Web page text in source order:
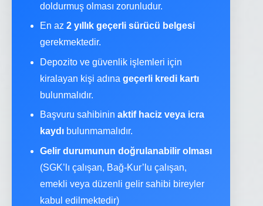
doldurmuş olması zorunludur.
En az 2 yıllık geçerli sürücü belgesi
gerekmektedir.
Depozito ve güvenlik işlemleri için
kiralayan kişi adına geçerli kredi kartı
bulunmalıdır.
Başvuru sahibinin aktif haciz veya icra
kaydı bulunmamalıdır.
Gelir durumunun doğrulanabilir olması
(SGK’lı çalışan, Bağ-Kur’lu çalışan,
emekli veya düzenli gelir sahibi bireyler
kabul edilmektedir)